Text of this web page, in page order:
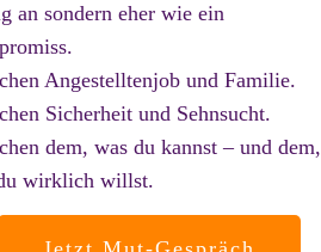
an sondern eher wie ein
Angestelltenjob und Familie.
Sicherheit und Sehnsucht.
dem, was du kannst – und dem,
wirklich willst.